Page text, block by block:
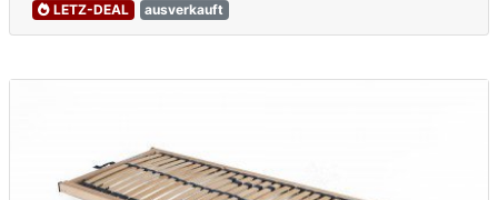
LETZ-DEAL ausverkauft